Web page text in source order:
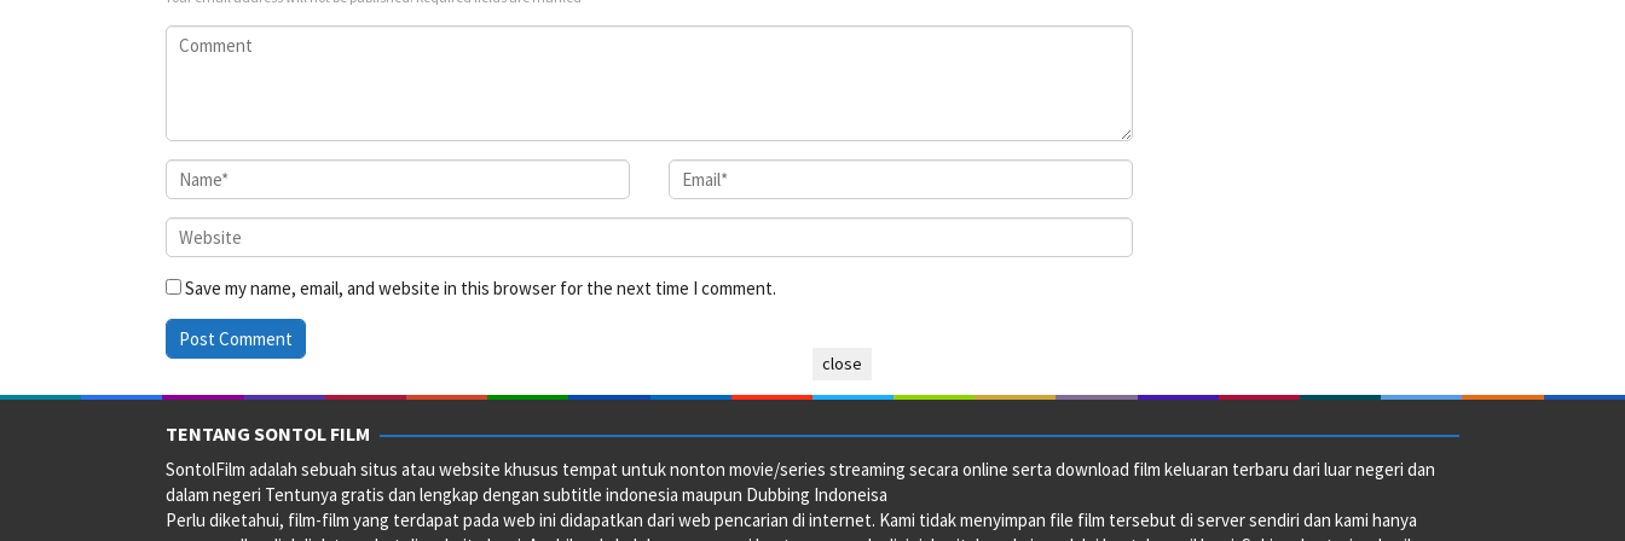
Save my name, email, and website in this browser for the next time I comment.
TENTANG SONTOL FILM
SontolFilm adalah sebuah situs atau website khusus tempat untuk nonton movie/series streaming secara online serta download film keluaran terbaru dari luar negeri dan
dalam negeri Tentunya gratis dan lengkap dengan subtitle indonesia maupun Dubbing Indoneisa
Perlu diketahui, film-film yang terdapat pada web ini didapatkan dari web pencarian di internet. Kami tidak menyimpan file film tersebut di server sendiri dan kami hanya
close